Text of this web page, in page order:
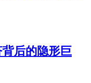
后的隐形巨